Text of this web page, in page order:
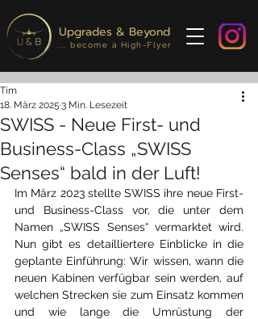
Upgrades & Beyond
... become a High-Flyer
SWISS - Neue First- und
Business-Class „SWISS
Senses“ bald in der Luft!
Tim
18. März 2025 3 Min. Lesezeit
Im März 2023 stellte SWISS ihre neue First-
und Business-Class vor, die unter dem
Namen „SWISS Senses“ vermarktet wird.
Nun gibt es detailliertere Einblicke in die
geplante Einführung: Wir wissen, wann die
neuen Kabinen verfügbar sein werden, auf
welchen Strecken sie zum Einsatz kommen
und wie lange die Umrüstung der